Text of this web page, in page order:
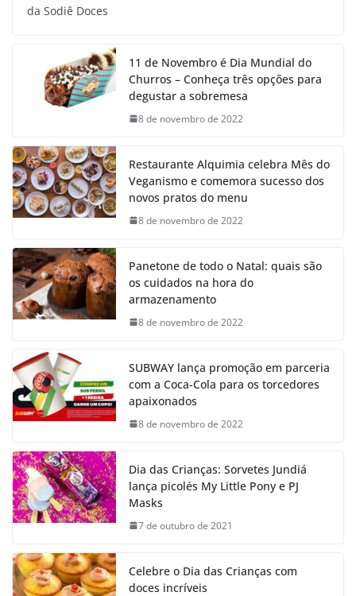
da Sodiê Doces
11 de Novembro é Dia Mundial do
Churros – Conheça três opções para
degustar a sobremesa
8 de novembro de 2022
Restaurante Alquimia celebra Mês do
Veganismo e comemora sucesso dos
novos pratos do menu
8 de novembro de 2022
Panetone de todo o Natal: quais são
os cuidados na hora do
armazenamento
8 de novembro de 2022
SUBWAY lança promoção em parceria
com a Coca-Cola para os torcedores
apaixonados
8 de novembro de 2022
Dia das Crianças: Sorvetes Jundiá
lança picolés My Little Pony e PJ
Masks
7 de outubro de 2021
Celebre o Dia das Crianças com
doces incríveis